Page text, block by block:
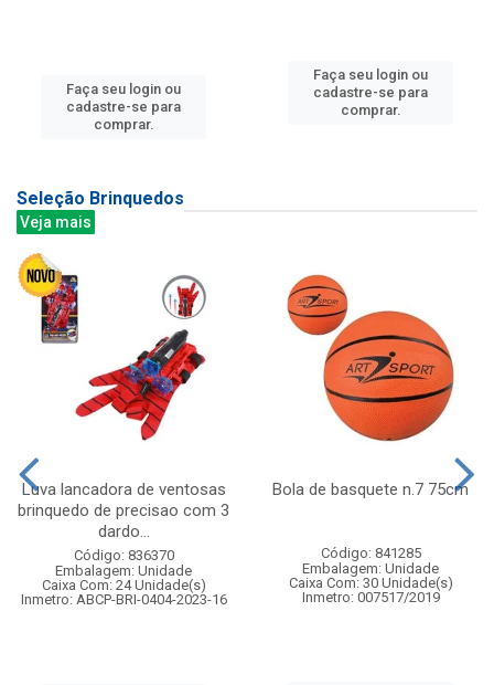
Faça seu login ou
cadastre-se para
comprar.
Faça seu login ou
cadastre-se para
comprar.
Seleção Brinquedos
Veja mais
Luva lancadora de ventosas
brinquedo de precisao com 3
dardo...
Código: 836370
Embalagem: Unidade
Caixa Com: 24 Unidade(s)
Inmetro: ABCP-BRI-0404-2023-16
Bola de basquete n.7 75cm
Código: 841285
Embalagem: Unidade
Caixa Com: 30 Unidade(s)
Inmetro: 007517/2019